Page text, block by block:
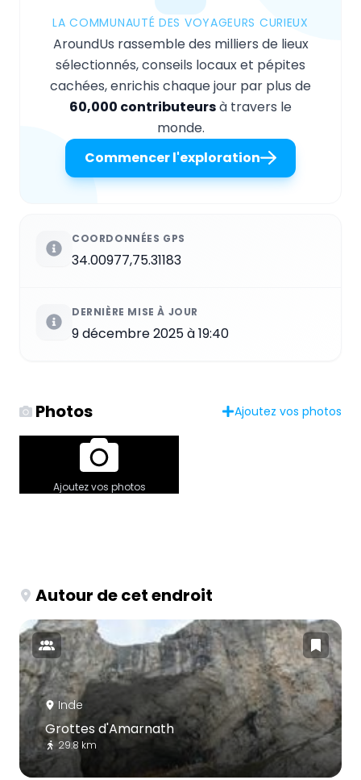
LA COMMUNAUTÉ DES VOYAGEURS CURIEUX
AroundUs rassemble des milliers de lieux
sélectionnés, conseils locaux et pépites
cachées, enrichis chaque jour par plus de
60,000 contributeursà travers le
monde.
Commencer l'exploration
COORDONNÉES GPS
34.00977,75.31183
DERNIÈRE MISE À JOUR
9 décembre 2025 à 19:40
Photos Ajoutez vos photos
Ajoutez vos photos
Autour de cet endroit
Inde
Grottes d'Amarnath
29.8 km